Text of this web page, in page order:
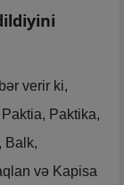
verir ki,
Paktika,
Balk,
və Kapisa